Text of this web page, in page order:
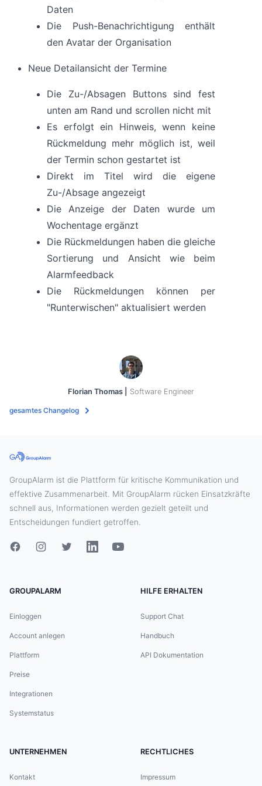
Daten
Die Push-Benachrichtigung enthält
den Avatar der Organisation
Neue Detailansicht der Termine
Die Zu-/Absagen Buttons sind fest
unten am Rand und scrollen nicht mit
Es erfolgt ein Hinweis, wenn keine
Rückmeldung mehr möglich ist, weil
der Termin schon gestartet ist
Direkt im Titel wird die eigene
Zu-/Absage angezeigt
Die Anzeige der Daten wurde um
Wochentage ergänzt
Die Rückmeldungen haben die gleiche
Sortierung und Ansicht wie beim
Alarmfeedback
Die Rückmeldungen können per
"Runterwischen" aktualisiert werden
Florian Thomas | Software Engineer
gesamtes Changelog
GroupAlarm ist die Plattform für kritische Kommunikation und
effektive Zusammenarbeit. Mit GroupAlarm rücken Einsatzkräfte
schnell aus, Informationen werden gezielt geteilt und
Entscheidungen fundiert getroffen.
GROUPALARM
Einloggen
Account anlegen
Plattform
Preise
Integrationen
Systemstatus
HILFE ERHALTEN
Support Chat
Handbuch
API Dokumentation
UNTERNEHMEN
Kontakt
RECHTLICHES
Impressum